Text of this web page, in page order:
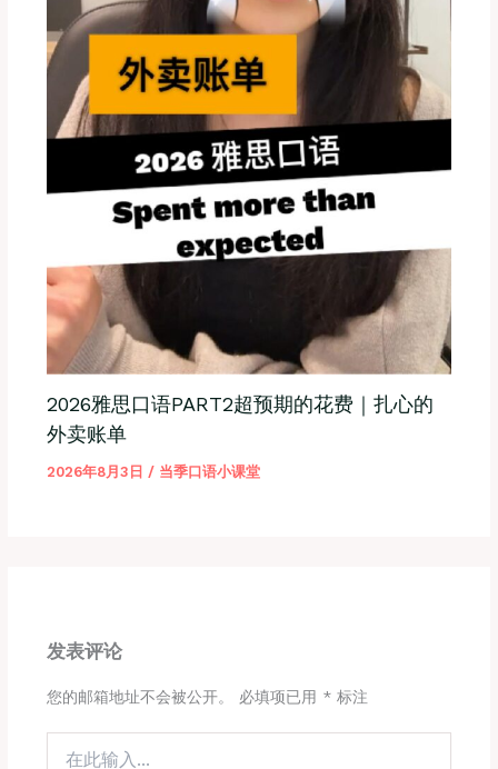
2026雅思口语PART2超预期的花费｜扎心的
外卖账单
2026年8月3日 / 当季口语小课堂
发表评论
您的邮箱地址不会被公开。 必填项已用 *标注